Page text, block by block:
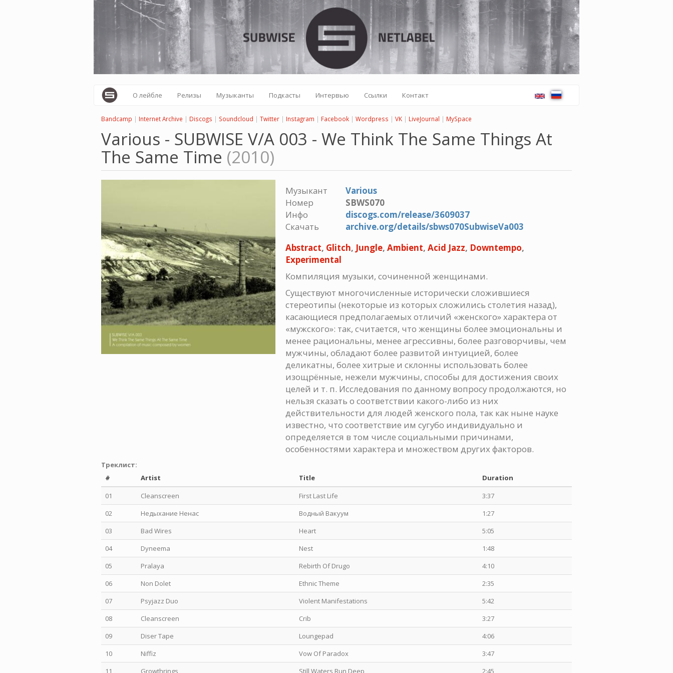
О лейбле Релизы Музыканты Подкасты Интервью Ссылки Контакт
Bandcamp | Internet Archive | Discogs | Soundcloud | Twitter | Instagram | Facebook | Wordpress | VK | LiveJournal | MySpace
Various - SUBWISE V/A 003 - We Think The Same Things At
The Same Time (2010)
Музыкант
Various
Номер
SBWS070
Инфо
discogs.com/release/3609037
Скачать
archive.org/details/sbws070SubwiseVa003
Abstract, Glitch, Jungle, Ambient, Acid Jazz, Downtempo,
Experimental
Компиляция музыки, сочиненной женщинами.
Существуют многочисленные исторически сложившиеся
стереотипы (некоторые из которых сложились столетия назад),
касающиеся предполагаемых отличий «женского» характера от
«мужского»: так, считается, что женщины более эмоциональны и
менее рациональны, менее агрессивны, более разговорчивы, чем
мужчины, обладают более развитой интуицией, более
деликатны, более хитрые и склонны использовать более
изощрённые, нежели мужчины, способы для достижения своих
целей и т. п. Исследования по данному вопросу продолжаются, но
нельзя сказать о соответствии какого-либо из них
действительности для людей женского пола, так как ныне науке
известно, что соответствие им сугубо индивидуально и
определяется в том числе социальными причинами,
особенностями характера и множеством других факторов.
Треклист:
#
Artist Title
Duration
01
Cleanscreen First Last Life
3:37
02
Недыхание Ненаc Водный Вакуум
1:27
03
Bad Wires Heart
5:05
04
Dyneema Nest
1:48
05
Pralaya Rebirth Of Drugo
4:10
06
Non Dolet Ethnic Theme
2:35
07
Psyjazz Duo Violent Manifestations
5:42
08
Cleanscreen Crib
3:27
09
Diser Tape Loungepad
4:06
10
Niffiz Vow Of Paradox
3:47
11
Growthrings Still Waters Run Deep 2:45